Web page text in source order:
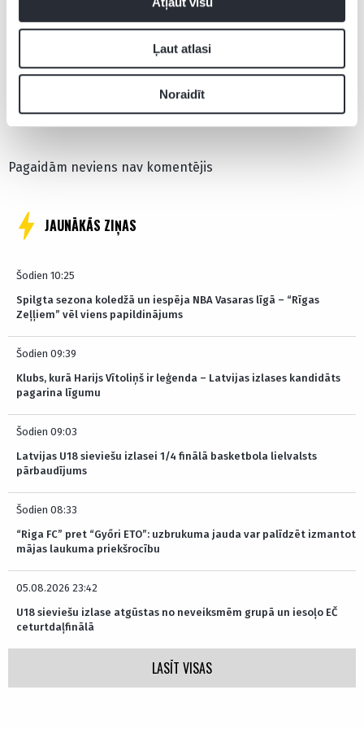
Ļaut atlasi
Noraidīt
Adams Futs Aktualitātes NHL
Pagaidām neviens nav komentējis
JAUNĀKĀS ZIŅAS
Šodien 10:25
Spilgta sezona koledžā un iespēja NBA Vasaras līgā – “Rīgas
Zeļļiem” vēl viens papildinājums
Šodien 09:39
Klubs, kurā Harijs Vītoliņš ir leģenda – Latvijas izlases kandidāts
pagarina līgumu
Šodien 09:03
Latvijas U18 sieviešu izlasei 1/4 finālā basketbola lielvalsts
pārbaudījums
Šodien 08:33
“Riga FC” pret “Győri ETO”: uzbrukuma jauda var palīdzēt izmantot
mājas laukuma priekšrocību
05.08.2026 23:42
U18 sieviešu izlase atgūstas no neveiksmēm grupā un iesoļo EČ
ceturtdaļfinālā
LASĪT VISAS